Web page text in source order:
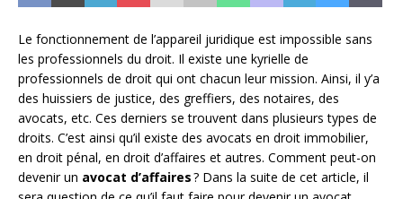
Le fonctionnement de l’appareil juridique est impossible sans
les professionnels du droit. Il existe une kyrielle de
professionnels de droit qui ont chacun leur mission. Ainsi, il y’a
des huissiers de justice, des greffiers, des notaires, des
avocats, etc. Ces derniers se trouvent dans plusieurs types de
droits. C’est ainsi qu’il existe des avocats en droit immobilier,
en droit pénal, en droit d’affaires et autres. Comment peut-on
devenir un avocat d’affaires? Dans la suite de cet article, il